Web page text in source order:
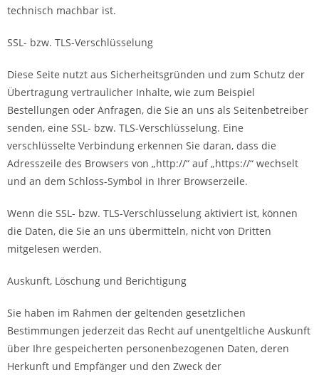
technisch machbar ist.
SSL- bzw. TLS-Verschlüsselung
Diese Seite nutzt aus Sicherheitsgründen und zum Schutz der
Übertragung vertraulicher Inhalte, wie zum Beispiel
Bestellungen oder Anfragen, die Sie an uns als Seitenbetreiber
senden, eine SSL- bzw. TLS-Verschlüsselung. Eine
verschlüsselte Verbindung erkennen Sie daran, dass die
Adresszeile des Browsers von „http://“ auf „https://“ wechselt
und an dem Schloss-Symbol in Ihrer Browserzeile.
Wenn die SSL- bzw. TLS-Verschlüsselung aktiviert ist, können
die Daten, die Sie an uns übermitteln, nicht von Dritten
mitgelesen werden.
Auskunft, Löschung und Berichtigung
Sie haben im Rahmen der geltenden gesetzlichen
Bestimmungen jederzeit das Recht auf unentgeltliche Auskunft
über Ihre gespeicherten personenbezogenen Daten, deren
Herkunft und Empfänger und den Zweck der